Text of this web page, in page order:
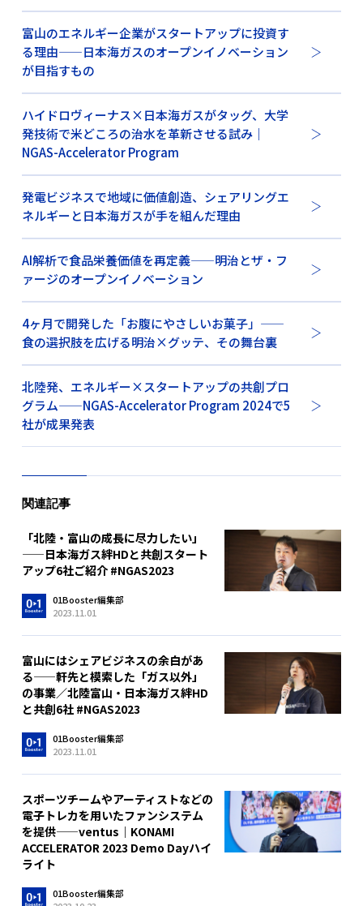
富山のエネルギー企業がスタートアップに投資す
る理由——日本海ガスのオープンイノベーション
が目指すもの
ハイドロヴィーナス×日本海ガスがタッグ、大学
発技術で米どころの治水を革新させる試み｜
NGAS-Accelerator Program
発電ビジネスで地域に価値創造、シェアリングエ
ネルギーと日本海ガスが手を組んだ理由
AI解析で食品栄養価値を再定義——明治とザ・フ
ァージのオープンイノベーション
4ヶ月で開発した「お腹にやさしいお菓子」——
食の選択肢を広げる明治×グッテ、その舞台裏
北陸発、エネルギー×スタートアップの共創プロ
グラム——NGAS-Accelerator Program 2024で5
社が成果発表
関連記事
「北陸・富山の成長に尽力したい」
——日本海ガス絆HDと共創スタート
アップ6社ご紹介 #NGAS2023
01Booster編集部
2023.11.01
富山にはシェアビジネスの余白があ
る——軒先と模索した「ガス以外」
の事業／北陸富山・日本海ガス絆HD
と共創6社 #NGAS2023
01Booster編集部
2023.11.01
スポーツチームやアーティストなどの
電子トレカを用いたファンシステム
を提供——ventus｜KONAMI
ACCELERATOR 2023 Demo Dayハイ
ライト
01Booster編集部